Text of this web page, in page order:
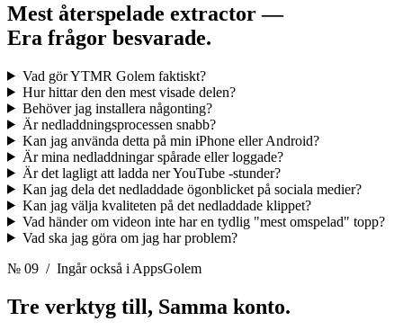
Mest återspelade extractor —
Era frågor besvarade.
Vad gör YTMR Golem faktiskt?
Hur hittar den den mest visade delen?
Behöver jag installera någonting?
Är nedladdningsprocessen snabb?
Kan jag använda detta på min iPhone eller Android?
Är mina nedladdningar spårade eller loggade?
Är det lagligt att ladda ner YouTube -stunder?
Kan jag dela det nedladdade ögonblicket på sociala medier?
Kan jag välja kvaliteten på det nedladdade klippet?
Vad händer om videon inte har en tydlig "mest omspelad" topp?
Vad ska jag göra om jag har problem?
№ 09 / Ingår också i AppsGolem
Tre verktyg till, Samma konto.